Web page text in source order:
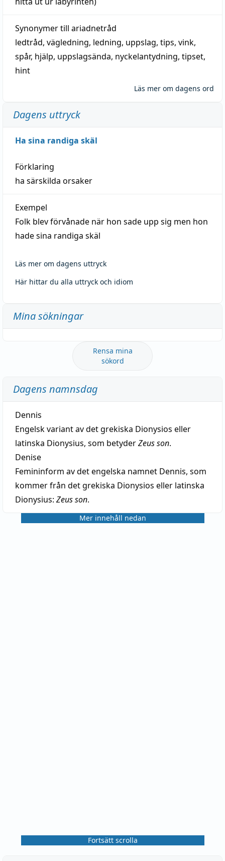
Synonymer till ariadnetråd
ledtråd, vägledning, ledning, uppslag, tips, vink,
spår, hjälp, uppslagsända, nyckelantydning, tipset,
hint
Läs mer om dagens ord
Dagens uttryck
Ha sina randiga skäl
Förklaring
ha särskilda orsaker
Exempel
Folk blev förvånade när hon sade upp sig men hon
hade sina randiga skäl
Läs mer om dagens uttryck
Här hittar du alla uttryck och idiom
Mina sökningar
Rensa mina
sökord
Dagens namnsdag
Dennis
Engelsk variant av det grekiska Dionysios eller
latinska Dionysius, som betyderZeus son.
Denise
Femininform av det engelska namnet Dennis, som
kommer från det grekiska Dionysios eller latinska
Dionysius: Zeus son.
Mer innehåll nedan
Fortsätt scrolla